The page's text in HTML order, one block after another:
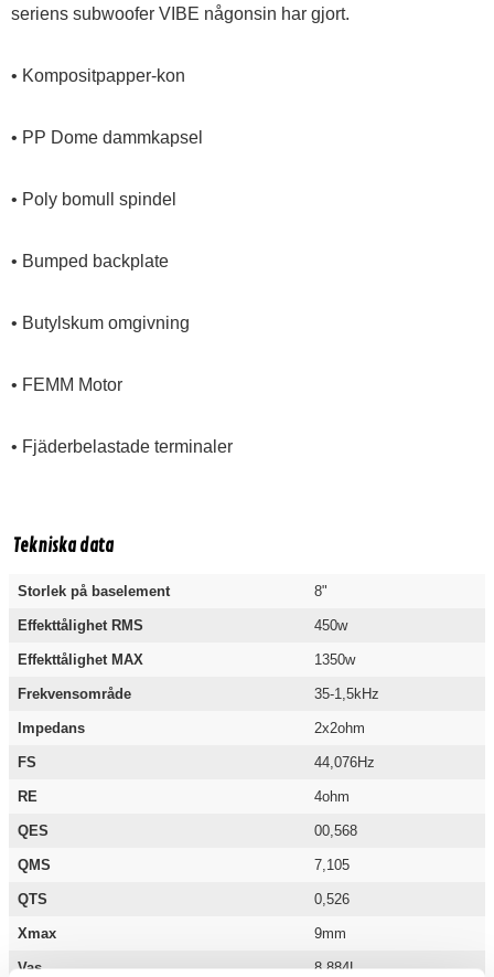
seriens subwoofer VIBE någonsin har gjort.
• Kompositpapper-kon
• PP Dome dammkapsel
• Poly bomull spindel
• Bumped backplate
• Butylskum omgivning
• FEMM Motor
• Fjäderbelastade terminaler
Tekniska data
Storlek på baselement 8"
Effekttålighet RMS 450w
Effekttålighet MAX 1350w
Frekvensområde 35-1,5kHz
Impedans 2x2ohm
FS 44,076Hz
RE 4ohm
QES 00,568
QMS 7,105
QTS 0,526
Xmax 9mm
Vas 8,884L